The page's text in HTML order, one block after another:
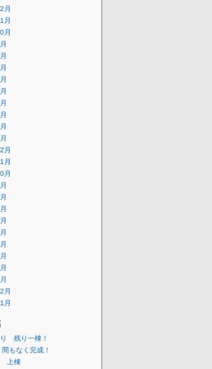
月
月
月
月
月
月
月
月
残り一棟！
もなく完成！
上棟